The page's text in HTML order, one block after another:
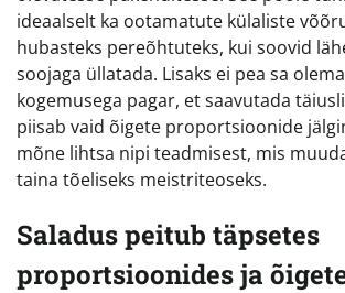
ideaalselt ka ootamatute külaliste
hubasteks pereõhtuteks, kui soovid
soojaga üllatada. Lisaks ei pea sa
kogemusega pagar, et saavutada
piisab vaid õigete proportsioonide
mõne lihtsa nipi teadmisest, mis
taina tõeliseks meistriteoseks.
Saladus peitub täpsetes
proportsioonides ja